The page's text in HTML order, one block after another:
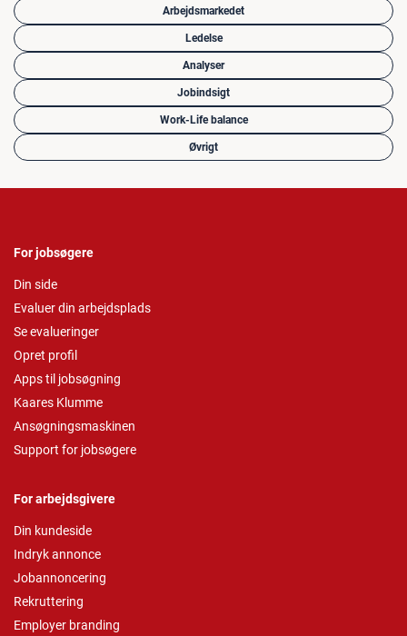
Arbejdsmarkedet
Ledelse
Analyser
Jobindsigt
Work-Life balance
Øvrigt
For jobsøgere
Din side
Evaluer din arbejdsplads
Se evalueringer
Opret profil
Apps til jobsøgning
Kaares Klumme
Ansøgningsmaskinen
Support for jobsøgere
For arbejdsgivere
Din kundeside
Indryk annonce
Jobannoncering
Rekruttering
Employer branding